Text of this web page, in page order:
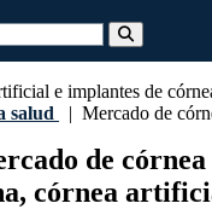
salud | Mercado de
de
córnea